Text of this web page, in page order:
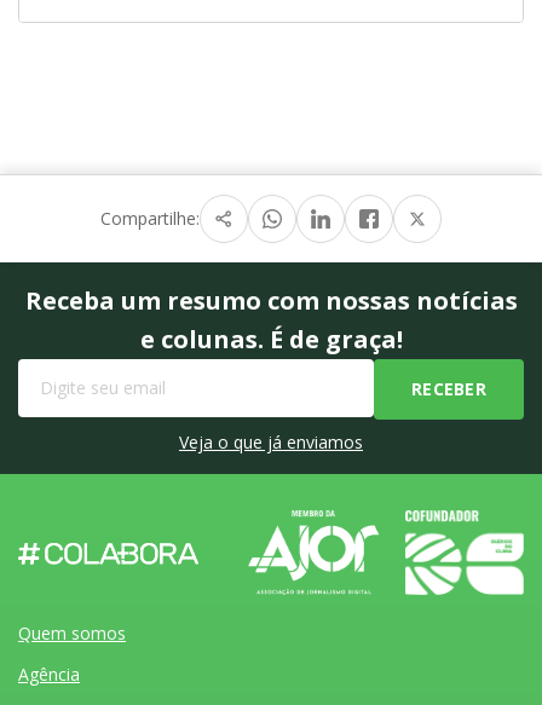
Compartilhe:
Receba um resumo com nossas notícias
e colunas. É de graça!
Veja o que já enviamos
Quem somos
Agência